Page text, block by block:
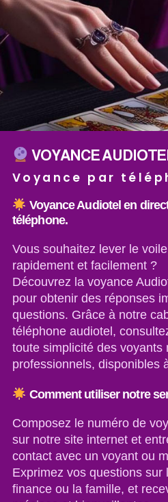
VOYANCE
Voyance par
Voyance Audiotel en
téléphone.
Vous souhaitez lever le
rapidement et facilement ?
Découvrez la voyance
pour obtenir des réponses
questions. Grâce à notre
téléphone audiotel,
toute simplicité des voyants
professionnels, disponibles
Comment utiliser notre
Composez le numéro de
sur notre site internet et
contact avec un voyant ou
Exprimez vos questions sur
finance ou la famille, et